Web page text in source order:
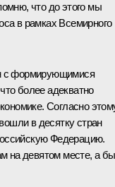
что до этого мы
в рамках Всемирного
с формирующимися
более адекватно
Согласно
в десятку стран
Федерацию.
на девятом месте, а